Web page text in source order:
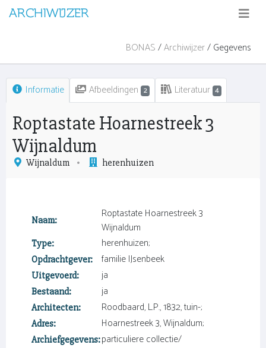
ARCHIWIJZER
BONAS/Archiwijzer/ Gegevens
Informatie Afbeeldingen 2 Literatuur 4
Roptastate Hoarnestreek 3
Wijnaldum
Wijnaldum herenhuizen
Naam:
Roptastate Hoarnestreek 3
Wijnaldum
Type: herenhuizen;
Opdrachtgever: familie IJsenbeek
Uitgevoerd: ja
Bestaand: ja
Architecten: Roodbaard, L.P., 1832, tuin-;
Adres: Hoarnestreek 3, Wijnaldum;
Archiefgegevens:particuliere collectie/